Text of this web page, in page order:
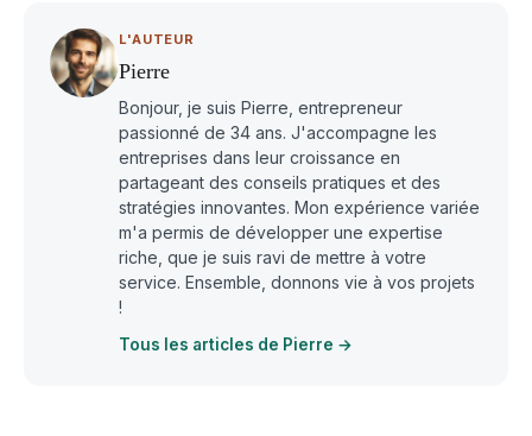
L'AUTEUR
Pierre
Bonjour, je suis Pierre, entrepreneur
passionné de 34 ans. J'accompagne les
entreprises dans leur croissance en
partageant des conseils pratiques et des
stratégies innovantes. Mon expérience variée
m'a permis de développer une expertise
riche, que je suis ravi de mettre à votre
service. Ensemble, donnons vie à vos projets
!
Tous les articles de Pierre →